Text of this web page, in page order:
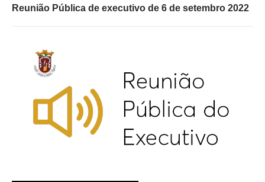
Reunião Pública de executivo de 6 de setembro 2022